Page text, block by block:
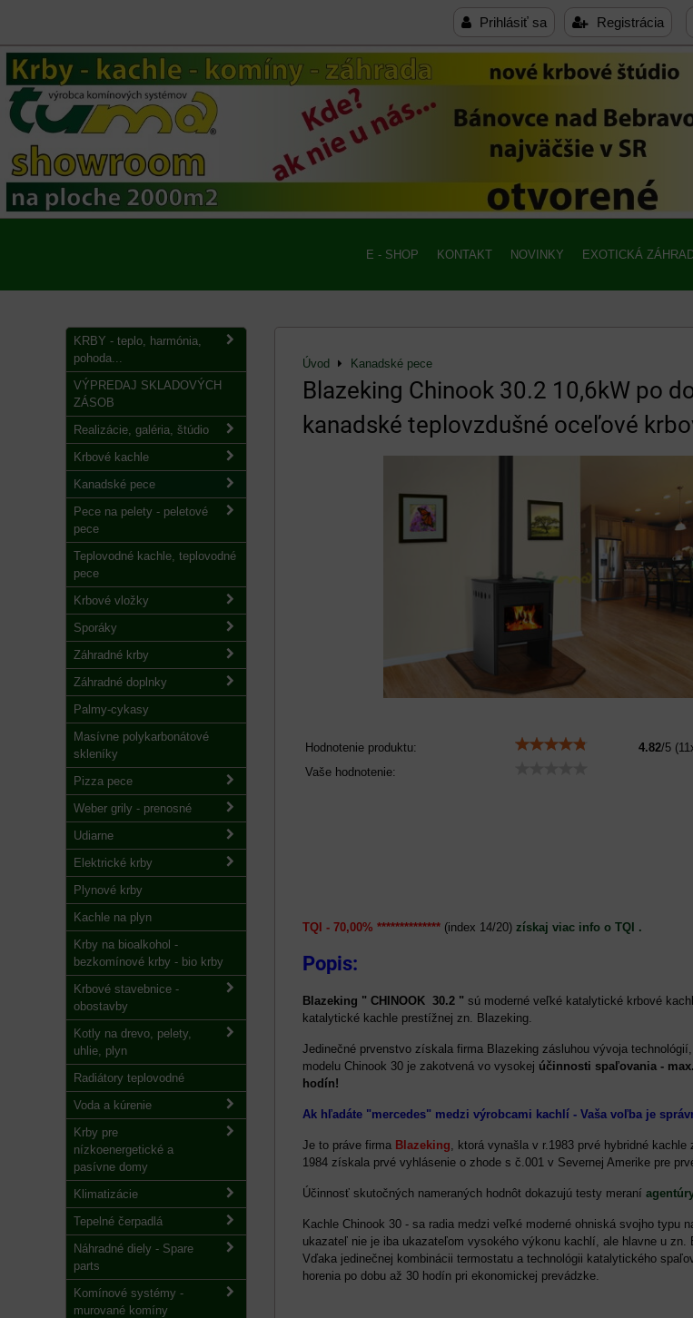
Prihlásiť sa Registrácia
E - SHOP KONTAKT NOVINKY EXOTICKÁ
Úvod Kanadské pece
Blazeking Chinook 30.2 10,6kW po
kanadské teplovzdušné oceľové
Hodnotenie produktu: 4.82/5 (11
Vaše hodnotenie:
TQI - 70,00% ************** (index 14/20) získaj viac info o TQI .
Popis:
Blazeking " CHINOOK 30.2 " sú moderné veľké katalytické krbové
katalytické kachle prestížnej zn. Blazeking.
Jedinečné prvenstvo získala firma Blazeking zásluhou vývoja
modelu Chinook 30 je zakotvená vo vysokej účinnosti spaľovania -
hodín!
Ak hľadáte "mercedes" medzi výrobcami kachlí - Vaša voľba je
Je to práve firma Blazeking, ktorá vynašla v r.1983 prvé hybridné
1984 získala prvé vyhlásenie o zhode s č.001 v Severnej Amerike pre
Účinnosť skutočných nameraných hodnôt dokazujú testy meraní
Kachle Chinook 30 - sa radia medzi veľké moderné ohniská svojho typu
ukazateľ nie je iba ukazateľom vysokého výkonu kachlí, ale hlavne u
Vďaka jedinečnej kombinácii termostatu a technológii katalytického
horenia po dobu až 30 hodín pri ekonomickej prevádzke.
KRBY - teplo, harmónia,
pohoda...
VÝPREDAJ SKLADOVÝCH
ZÁSOB
Realizácie, galéria, štúdio
Krbové kachle
Kanadské pece
Pece na pelety - peletové
pece
Teplovodné kachle, teplovodné
pece
Krbové vložky
Sporáky
Záhradné krby
Záhradné doplnky
Palmy-cykasy
Masívne polykarbonátové
skleníky
Pizza pece
Weber grily - prenosné
Udiarne
Elektrické krby
Plynové krby
Kachle na plyn
Krby na bioalkohol -
bezkomínové krby - bio krby
Krbové stavebnice -
obostavby
Kotly na drevo, pelety,
uhlie, plyn
Radiátory teplovodné
Voda a kúrenie
Krby pre
nízkoenergetické a
pasívne domy
Klimatizácie
Tepelné čerpadlá
Náhradné diely - Spare
parts
Komínové systémy -
murované komíny